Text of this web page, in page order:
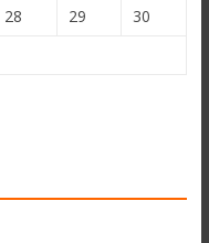
28 29
30